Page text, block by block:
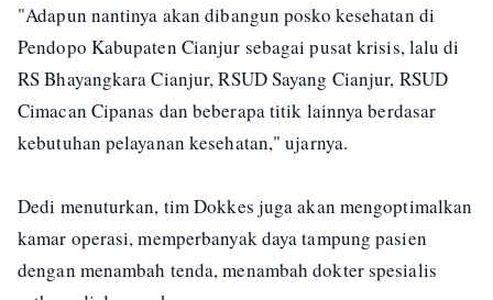
"Adapun nantinya akan dibangun posko kesehatan di
Pendopo Kabupaten Cianjur sebagai pusat krisis, lalu di
RS Bhayangkara Cianjur, RSUD Sayang Cianjur, RSUD
Cimacan Cipanas dan beberapa titik lainnya berdasar
kebutuhan pelayanan kesehatan," ujarnya.
Dedi menuturkan, tim Dokkes juga akan mengoptimalkan
kamar operasi, memperbanyak daya tampung pasien
dengan menambah tenda, menambah dokter spesialis